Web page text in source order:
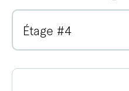
Étage #4